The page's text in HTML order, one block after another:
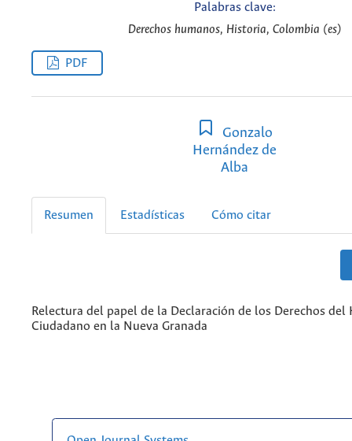
Palabras clave:
Derechos humanos, Historia, Colombia (es)
PDF
Gonzalo
Hernández de
Alba
Resumen Estadísticas Cómo citar
Relectura del papel de la Declaración de los Derechos del
Ciudadano en la Nueva Granada